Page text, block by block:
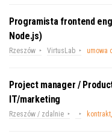
Programista frontend
Node.js)
Rzeszów VirtusLab umowa
Project manager /
IT/marketing
Rzeszów / zdalnie